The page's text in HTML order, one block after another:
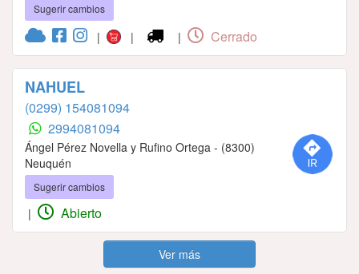
Sugerir cambios
| | | Cerrado
NAHUEL
(0299) 154081094
2994081094
Ángel Pérez Novella y Rufino Ortega - (8300)
Neuquén
Sugerir cambios
| Abierto
Ver más